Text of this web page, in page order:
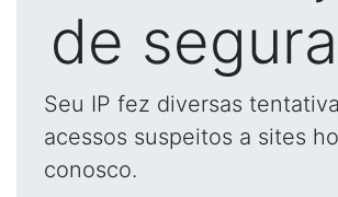
de
Seu IP fez diversas
acessos suspeitos a sites
conosco.